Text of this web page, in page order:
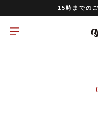
15時までの